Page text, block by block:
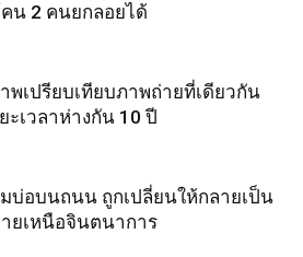
น 2 คนยกลอยได้
พเปรียบเทียบภาพถ่ายที่เดียวกัน
ะเวลาห่างกัน 10 ปี
บ่อบนถนน ถูกเปลี่ยนให้กลายเป็น
ยเหนือจินตนาการ